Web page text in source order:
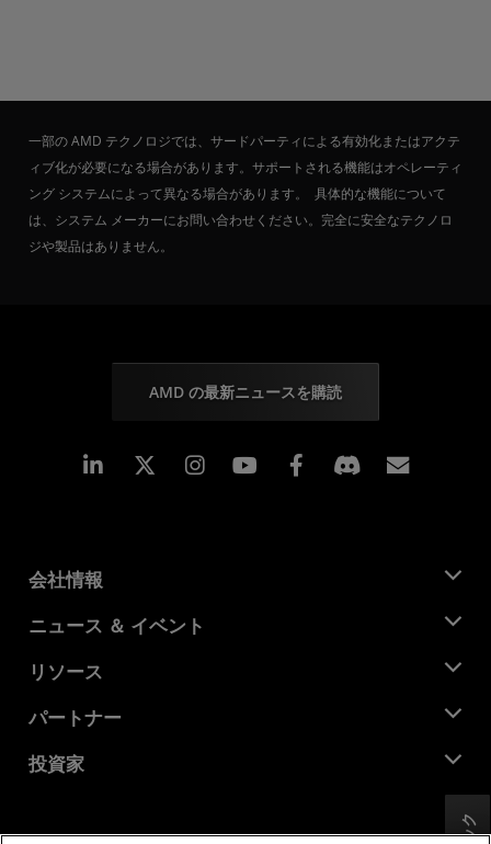
一部の AMD テクノロジでは、サードパーティによる有効化またはアクテ
ィブ化が必要になる場合があります。サポートされる機能はオペレーティ
ング システムによって異なる場合があります。 具体的な機能について
は、システム メーカーにお問い合わせください。完全に安全なテクノロ
ジや製品はありません。
AMD の最新ニュースを購読
Linkedin Instagram Facebook
会社情報
AMD について
企業責任
キャリア
お問い合わせ
ニュース ＆ イベント
ニュースルーム
メディア ライブラリ
リソース
デベロッパー セントラル
ケース スタディ
パートナー
AMD パートナー ハブ
投資家
財務情報